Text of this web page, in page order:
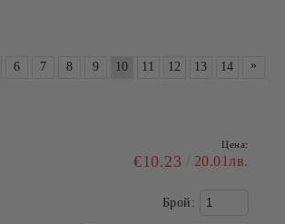
6 7 8 9 10 11 12 13 14 »
Цена:
€10.23 20.01лв.
Брой: